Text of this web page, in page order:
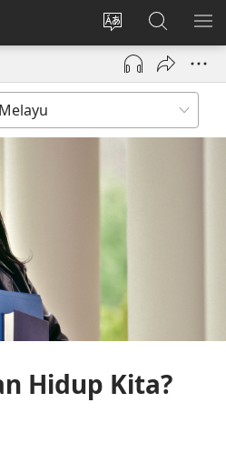
Tukar
bahasa
laman
web
Log
Masuk
(membuka
tetingkap
baharu)
Cari
JW.ORG
Hidup Kita?